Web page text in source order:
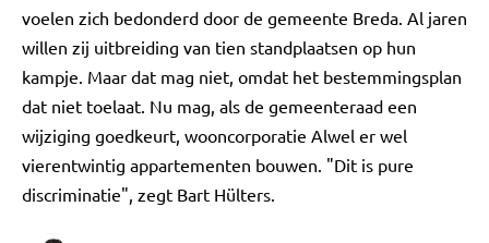
voelen zich bedonderd door de gemeente Breda. Al jaren
willen zij uitbreiding van tien standplaatsen op hun
kampje. Maar dat mag niet, omdat het bestemmingsplan
dat niet toelaat. Nu mag, als de gemeenteraad een
wijziging goedkeurt, wooncorporatie Alwel er wel
vierentwintig appartementen bouwen. "Dit is pure
discriminatie", zegt Bart Hülters.